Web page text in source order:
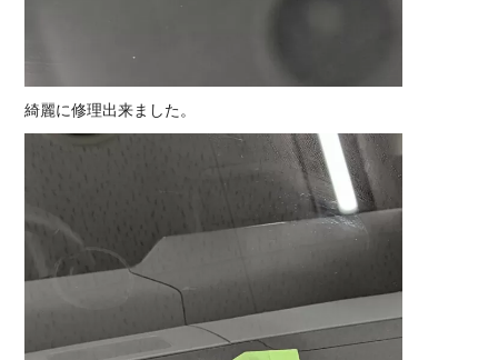
綺麗に修理出来ました。